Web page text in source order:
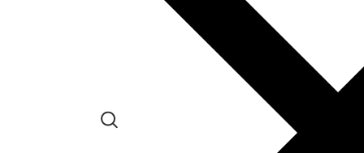
в наличии (Больше 5 шт.) *наличие
товара в конкретном салоне
необходимо уточнять отдельно